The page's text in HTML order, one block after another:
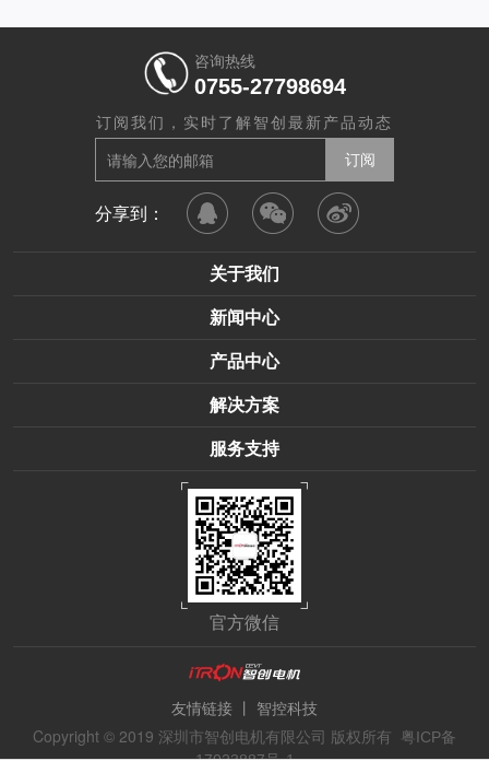
咨询热线
0755-27798694
订阅我们，实时了解智创最新产品动态
分享到：
关于我们
新闻中心
产品中心
解决方案
服务支持
官方微信
友情链接 丨 智控科技
Copyright © 2019 深圳市智创电机有限公司 版权所有
粤ICP备